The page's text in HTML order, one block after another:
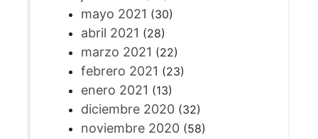
mayo 2021 (30)
abril 2021 (28)
marzo 2021 (22)
febrero 2021 (23)
enero 2021 (13)
diciembre 2020(32)
noviembre 2020(58)